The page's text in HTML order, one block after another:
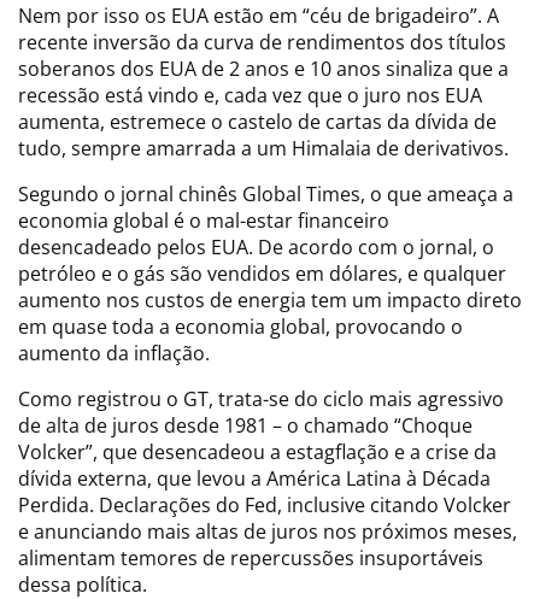
Nem por isso os EUA estão em “céu de brigadeiro”. A
recente inversão da curva de rendimentos dos títulos
soberanos dos EUA de 2 anos e 10 anos sinaliza que a
recessão está vindo e, cada vez que o juro nos EUA
aumenta, estremece o castelo de cartas da dívida de
tudo, sempre amarrada a um Himalaia de derivativos.
Segundo o jornal chinês Global Times, o que ameaça a
economia global é o mal-estar financeiro
desencadeado pelos EUA. De acordo com o jornal, o
petróleo e o gás são vendidos em dólares, e qualquer
aumento nos custos de energia tem um impacto direto
em quase toda a economia global, provocando o
aumento da inflação.
Como registrou o GT, trata-se do ciclo mais agressivo
de alta de juros desde 1981 – o chamado “Choque
Volcker”, que desencadeou a estagflação e a crise da
dívida externa, que levou a América Latina à Década
Perdida. Declarações do Fed, inclusive citando Volcker
e anunciando mais altas de juros nos próximos meses,
alimentam temores de repercussões insuportáveis
dessa política.